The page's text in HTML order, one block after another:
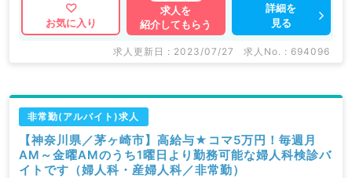
お気に入り
求人を
紹介してもらう
詳細を
見る
求人更新日 : 2023/07/27 求人No. : 694096
非常勤(アルバイト)求人
【神奈川県／茅ヶ崎市】高給与★コマ5万円！毎週月
AM～金曜AMのうち1曜日より勤務可能な婦人科検診バ
イトです（婦人科・産婦人科／非常勤）